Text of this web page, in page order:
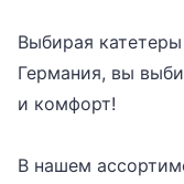
Выбирая
Германия, вы
и комфорт!
В нашем